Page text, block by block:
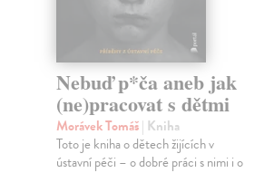
Nebuď p*ča aneb jak
(ne)pracovat s dětmi
Morávek Tomáš| Kniha
Toto je kniha o dětech žijících v
ústavní péči – o dobré práci s nimi i o